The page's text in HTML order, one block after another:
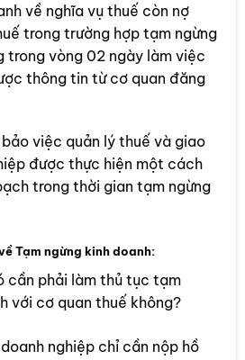
về nghĩa vụ thuế còn nợ
trong trường hợp tạm ngừng
trong vòng 02 ngày làm việc
thông tin từ cơ quan đăng
việc quản lý thuế và giao
được thực hiện một cách
trong thời gian tạm ngừng
Tạm ngừng kinh doanh:
cần phải làm thủ tục tạm
với cơ quan thuế không?
nghiệp chỉ cần nộp hồ